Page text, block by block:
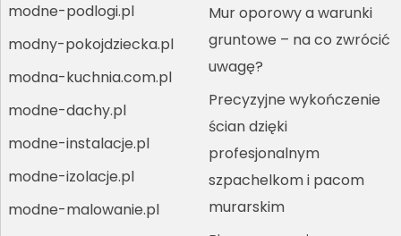
modne-podlogi.pl
modny-pokojdziecka.pl
modna-kuchnia.com.pl
modne-dachy.pl
modne-instalacje.pl
modne-izolacje.pl
modne-malowanie.pl
Mur oporowy a warunki
gruntowe – na co zwrócić
uwagę?
Precyzyjne wykończenie
ścian dzięki
profesjonalnym
szpachelkom i pacom
murarskim